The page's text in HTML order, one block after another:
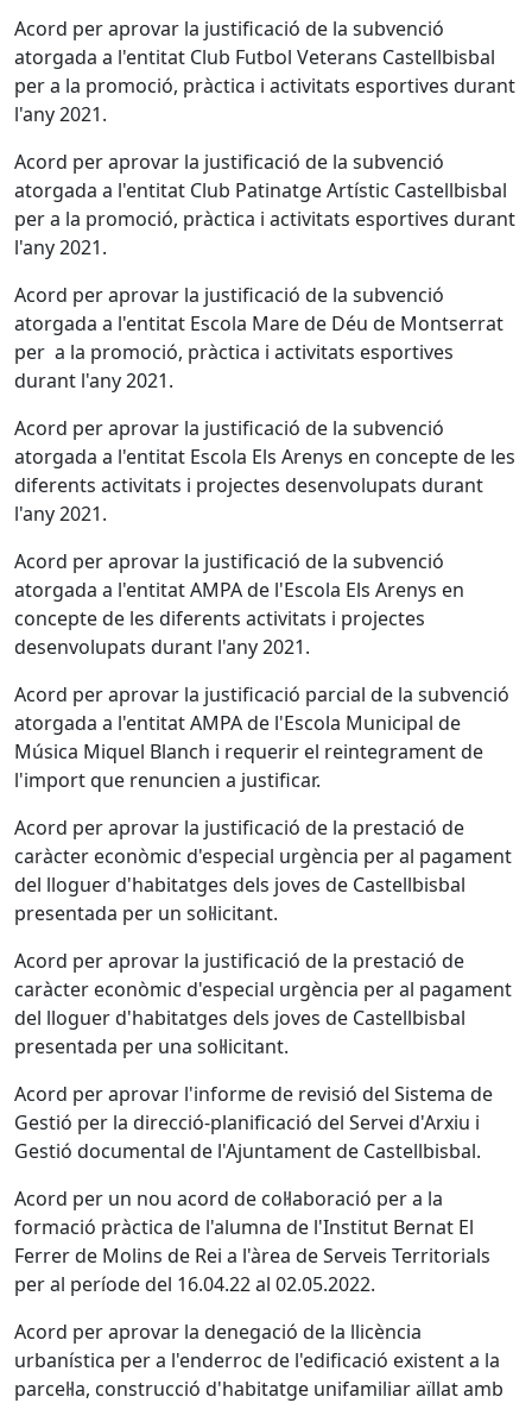
Acord per aprovar la justificació de la subvenció
atorgada a l'entitat Club Futbol Veterans Castellbisbal
per a la promoció, pràctica i activitats esportives durant
l'any 2021.
Acord per aprovar la justificació de la subvenció
atorgada a l'entitat Club Patinatge Artístic Castellbisbal
per a la promoció, pràctica i activitats esportives durant
l'any 2021.
Acord per aprovar la justificació de la subvenció
atorgada a l'entitat Escola Mare de Déu de Montserrat
per a la promoció, pràctica i activitats esportives
durant l'any 2021.
Acord per aprovar la justificació de la subvenció
atorgada a l'entitat Escola Els Arenys en concepte de les
diferents activitats i projectes desenvolupats durant
l'any 2021.
Acord per aprovar la justificació de la subvenció
atorgada a l'entitat AMPA de l'Escola Els Arenys en
concepte de les diferents activitats i projectes
desenvolupats durant l'any 2021.
Acord per aprovar la justificació parcial de la subvenció
atorgada a l'entitat AMPA de l'Escola Municipal de
Música Miquel Blanch i requerir el reintegrament de
l'import que renuncien a justificar.
Acord per aprovar la justificació de la prestació de
caràcter econòmic d'especial urgència per al pagament
del lloguer d'habitatges dels joves de Castellbisbal
presentada per un sol·licitant.
Acord per aprovar la justificació de la prestació de
caràcter econòmic d'especial urgència per al pagament
del lloguer d'habitatges dels joves de Castellbisbal
presentada per una sol·licitant.
Acord per aprovar l'informe de revisió del Sistema de
Gestió per la direcció-planificació del Servei d'Arxiu i
Gestió documental de l'Ajuntament de Castellbisbal.
Acord per un nou acord de col·laboració per a la
formació pràctica de l'alumna de l'Institut Bernat El
Ferrer de Molins de Rei a l'àrea de Serveis Territorials
per al període del 16.04.22 al 02.05.2022.
Acord per aprovar la denegació de la llicència
urbanística per a l'enderroc de l'edificació existent a la
parcel·la, construcció d'habitatge unifamiliar aïllat amb